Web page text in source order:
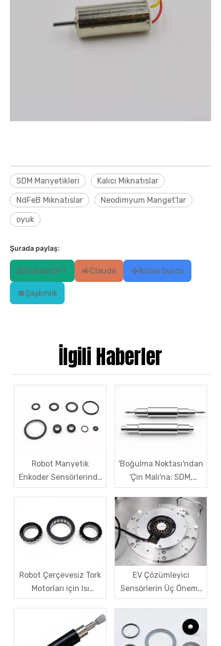
SDM Manyetikleri Kalıcı Mıknatıslar
NdFeB Mıknatıslar Neodimyum Manget'lar
oyuk
Şurada paylaş:
SohbetGPT Claude İkizler burcu
Şaşkınlık
İlgili Haberler
Robot Manyetik
Enkoder Sensörlerinde
Manyetik Kod Diskinin
Çözülür?
'Boğulma Noktası'ndan
'Çin Malı'na: SDM,
Manyetik Kaldırma
Motor Rotorlarında Yerli
Gücü Nasıl Geliştirir?
Robot Çerçevesiz Tork
Motorları için Isı
Dağıtımı, Entegrasyon
EV Çözümleyici
Sensörlerin Üç Önemli
Sorunu: Doğruluk,
Arasındaki Zor Denge